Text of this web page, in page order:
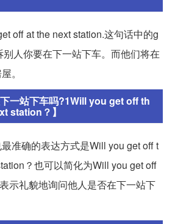
off at the next station.这句话中的g
人你要在下一站下车。而他们将在
。
下一站下车吗?1Will you get off th
station？】
准确的表达方式是Will you get off t
？也可以简化为Will you get off
示礼貌地询问他人是否在下一站下